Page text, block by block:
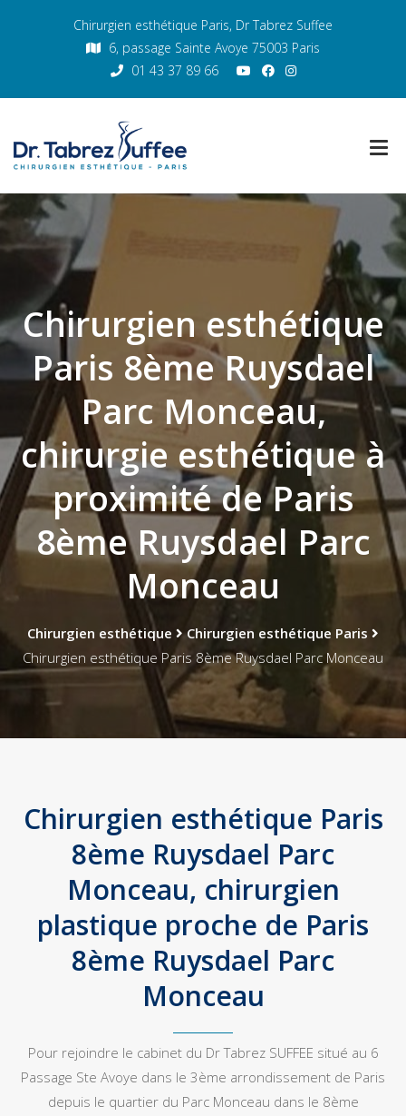
Chirurgien esthétique Paris, Dr Tabrez Suffee
6, passage Sainte Avoye 75003 Paris
01 43 37 89 66
Chirurgien esthétique
Paris 8ème Ruysdael
Parc Monceau,
chirurgie esthétique à
proximité de Paris
8ème Ruysdael Parc
Monceau
Chirurgien esthétique
Chirurgien esthétique Paris
Chirurgien esthétique Paris 8ème Ruysdael Parc Monceau
Chirurgien esthétique Paris
8ème Ruysdael Parc
Monceau, chirurgien
plastique proche de Paris
8ème Ruysdael Parc
Monceau
Pour rejoindre le cabinet du Dr Tabrez SUFFEE situé au 6
Passage Ste Avoye dans le 3ème arrondissement de Paris
depuis le quartier du Parc Monceau dans le 8ème